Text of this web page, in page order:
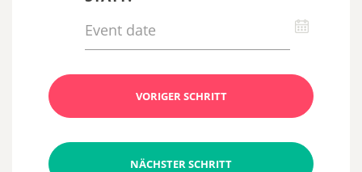
VORIGER SCHRITT
NÄCHSTER SCHRITT